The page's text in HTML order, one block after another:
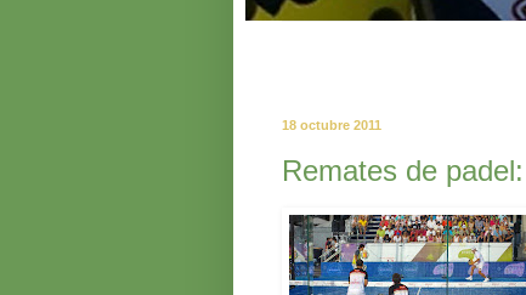
18 octubre 2011
Remates de